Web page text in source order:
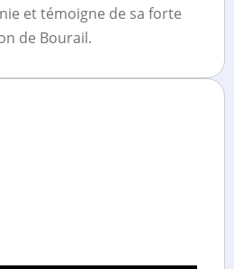
et témoigne de sa forte
de Bourail.